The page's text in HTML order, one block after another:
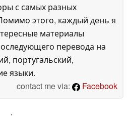
с самых разных
этого, каждый день я
материалы
перевода на
португальский,
языки.
contact me via:
Facebook